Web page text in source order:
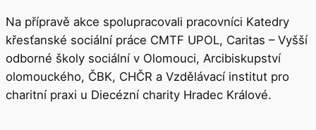
Na přípravě akce spolupracovali pracovníci Katedry
křesťanské sociální práce CMTF UPOL, Caritas – Vyšší
odborné školy sociální v Olomouci, Arcibiskupství
olomouckého, ČBK, CHČR a Vzdělávací institut pro
charitní praxi u Diecézní charity Hradec Králové.